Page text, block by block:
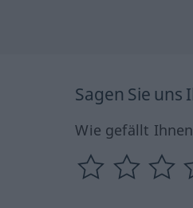
Sagen Sie
Wie gefällt